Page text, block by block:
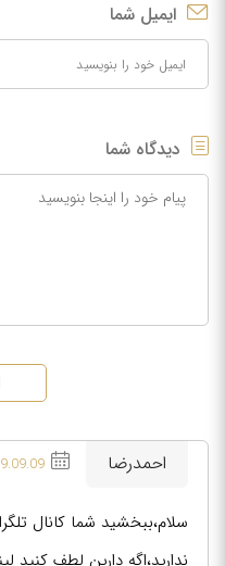
ایمیل شما
دیدگاه شما
احمدرضا
سلام،ببخشید شما کانال